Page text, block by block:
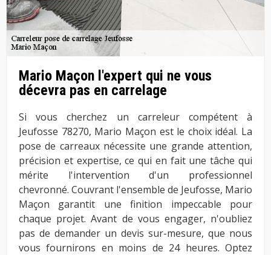
Mario Maçon l'expert qui ne vous
décevra pas en carrelage
Si vous cherchez un carreleur compétent à
Jeufosse 78270, Mario Maçon est le choix idéal. La
pose de carreaux nécessite une grande attention,
précision et expertise, ce qui en fait une tâche qui
mérite l'intervention d'un professionnel
chevronné. Couvrant l'ensemble de Jeufosse, Mario
Maçon garantit une finition impeccable pour
chaque projet. Avant de vous engager, n'oubliez
pas de demander un devis sur-mesure, que nous
vous fournirons en moins de 24 heures. Optez